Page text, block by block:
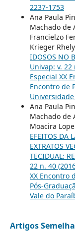
2237-1753
Ana Paula
Machado de
Francielzo
Krieger
IDOSOS NO
Univap: v.
Especial XX
Encontro de
Ana Paula
Machado de
Moacira
EFEITOS DA
EXTRATOS
TECIDUAL:
22 n. 40
XX Encontro
Pós-
Vale do
Artigos